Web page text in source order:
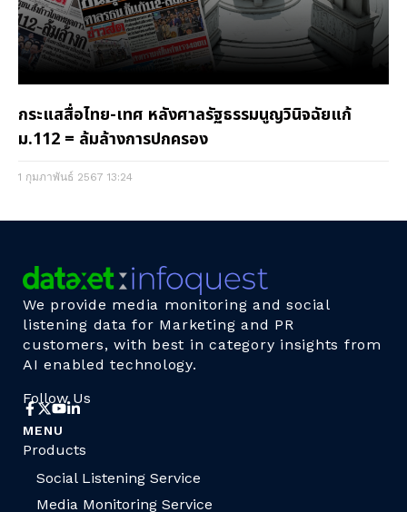
กระแสสื่อไทย-เทศ หลังศาลรัฐธรรมนูญวินิจฉัยแก้
ม.112 = ล้มล้างการปกครอง
1 กุมภาพันธ์ 2567 13:24
We provide media monitoring and social
listening data for Marketing and PR
customers, with best in category insights from
AI enabled technology.
Follow Us
MENU
Products
Social Listening Service
Media Monitoring Service